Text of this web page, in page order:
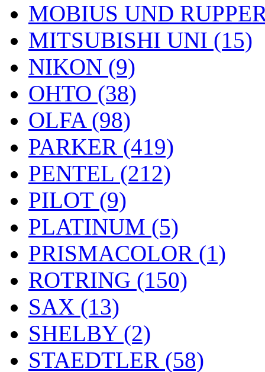
MOBIUS UND
MITSUBISHI UNI (15)
NIKON (9)
OHTO (38)
OLFA (98)
PARKER (419)
PENTEL (212)
PILOT (9)
PLATINUM (5)
PRISMACOLOR (1)
ROTRING (150)
SAX (13)
SHELBY (2)
STAEDTLER (58)